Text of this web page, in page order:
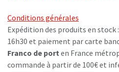
Conditions générales
Expédition des produits en stock :
16h30 et paiement par carte
Franco de port en France
commande à partir de 100€ et